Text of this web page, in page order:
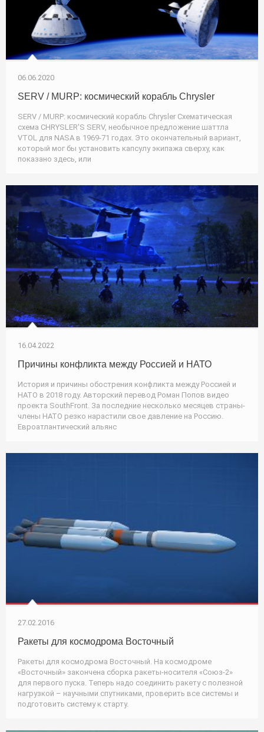
06.06.2020
SERV / MURP: космический корабль Chrysler
SERV / MURP: космический корабль Chrysler Схематическая
схема CHRYSLER'S SERV, необычное предложение шаттла
VTOL для NASA в 1969-71 годах. Это окончательный вариант,
который мог бы установить капсулу экипажа сверху, как
показано здесь, или
16.04.2022
Причины конфликта между Россией и НАТО
История и причины обострения конфликта между Россией и
НАТО в 2018 году. Авторский перевод Роман Попов видео
проекта SouthFront. За последние несколько месяцев страны-
члены НАТО резко нарастили свое давление на Россию.
Евроатлантический альянс
27.02.2016
Ракеты для космодрома Восточный
Ракеты для космодрома Восточный. На космодроме
«Восточный» закончена сборка ракеты-носителя «Союз-2»
для первого пуска. Теперь надо соединить ракету с полезной
нагрузкой – научными спутниками, проверить все системы и
подготовить систему к старту.